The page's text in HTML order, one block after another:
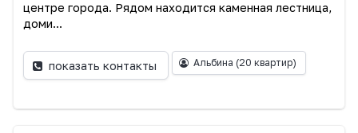
центре города. Рядом находится каменная лестница,
доми...
показать контакты Альбина (20 квартир)